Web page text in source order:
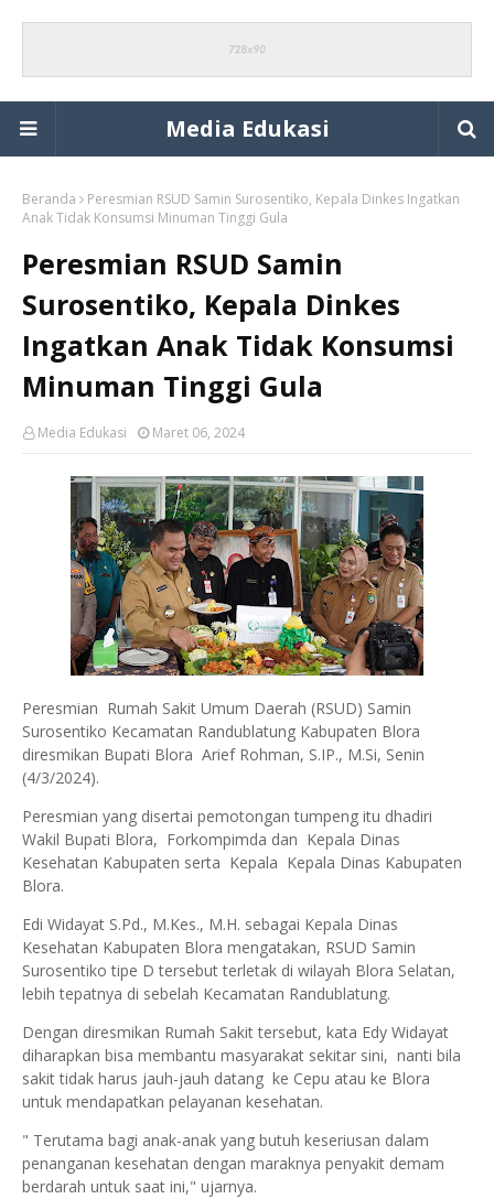
Media Edukasi
Beranda
Peresmian RSUD Samin Surosentiko, Kepala Dinkes Ingatkan
Anak Tidak Konsumsi Minuman Tinggi Gula
Peresmian RSUD Samin
Surosentiko, Kepala Dinkes
Ingatkan Anak Tidak Konsumsi
Minuman Tinggi Gula
Media Edukasi Maret 06, 2024
Peresmian Rumah Sakit Umum Daerah (RSUD) Samin
Surosentiko Kecamatan Randublatung Kabupaten Blora
diresmikan Bupati Blora Arief Rohman, S.IP., M.Si, Senin
(4/3/2024).
Peresmian yang disertai pemotongan tumpeng itu dhadiri
Wakil Bupati Blora, Forkompimda dan Kepala Dinas
Kesehatan Kabupaten serta Kepala Kepala Dinas Kabupaten
Blora.
Edi Widayat S.Pd., M.Kes., M.H. sebagai Kepala Dinas
Kesehatan Kabupaten Blora mengatakan, RSUD Samin
Surosentiko tipe D tersebut terletak di wilayah Blora Selatan,
lebih tepatnya di sebelah Kecamatan Randublatung.
Dengan diresmikan Rumah Sakit tersebut, kata Edy Widayat
diharapkan bisa membantu masyarakat sekitar sini, nanti bila
sakit tidak harus jauh-jauh datang ke Cepu atau ke Blora
untuk mendapatkan pelayanan kesehatan.
" Terutama bagi anak-anak yang butuh keseriusan dalam
penanganan kesehatan dengan maraknya penyakit demam
berdarah untuk saat ini," ujarnya.